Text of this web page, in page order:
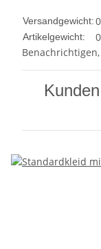
Versandgewicht:
Artikelgewicht: